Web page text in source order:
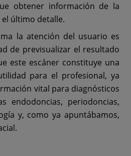
obtener información de la
último detalle.
la atención del usuario es
de previsualizar el resultado
este escáner constituye una
para el profesional, ya
vital para diagnósticos
endodoncias, periodoncias,
y, como ya apuntábamos,